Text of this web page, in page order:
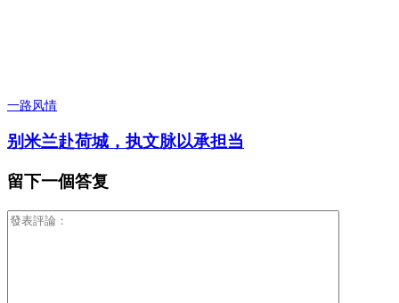
一路风情
别米兰赴荷城，执文脉以承担当
留下一個答复